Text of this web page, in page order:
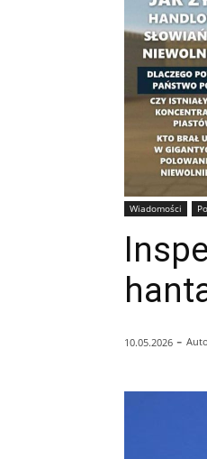
Wiadomości
10.05.2026 -